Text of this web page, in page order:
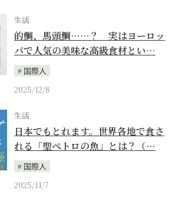
生活
的鯛、馬頭鯛……？ 実はヨーロッ
パで人気の美味な高級食材とい…
国際人
2025/12/8
生活
日本でもとれます。世界各地で食さ
れる「聖ペトロの魚」とは？（…
国際人
2025/11/7